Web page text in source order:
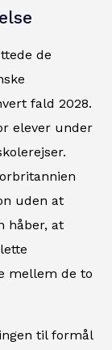
de
fald 2028.
elever under
uden at
håber, at
mellem de to
til formål